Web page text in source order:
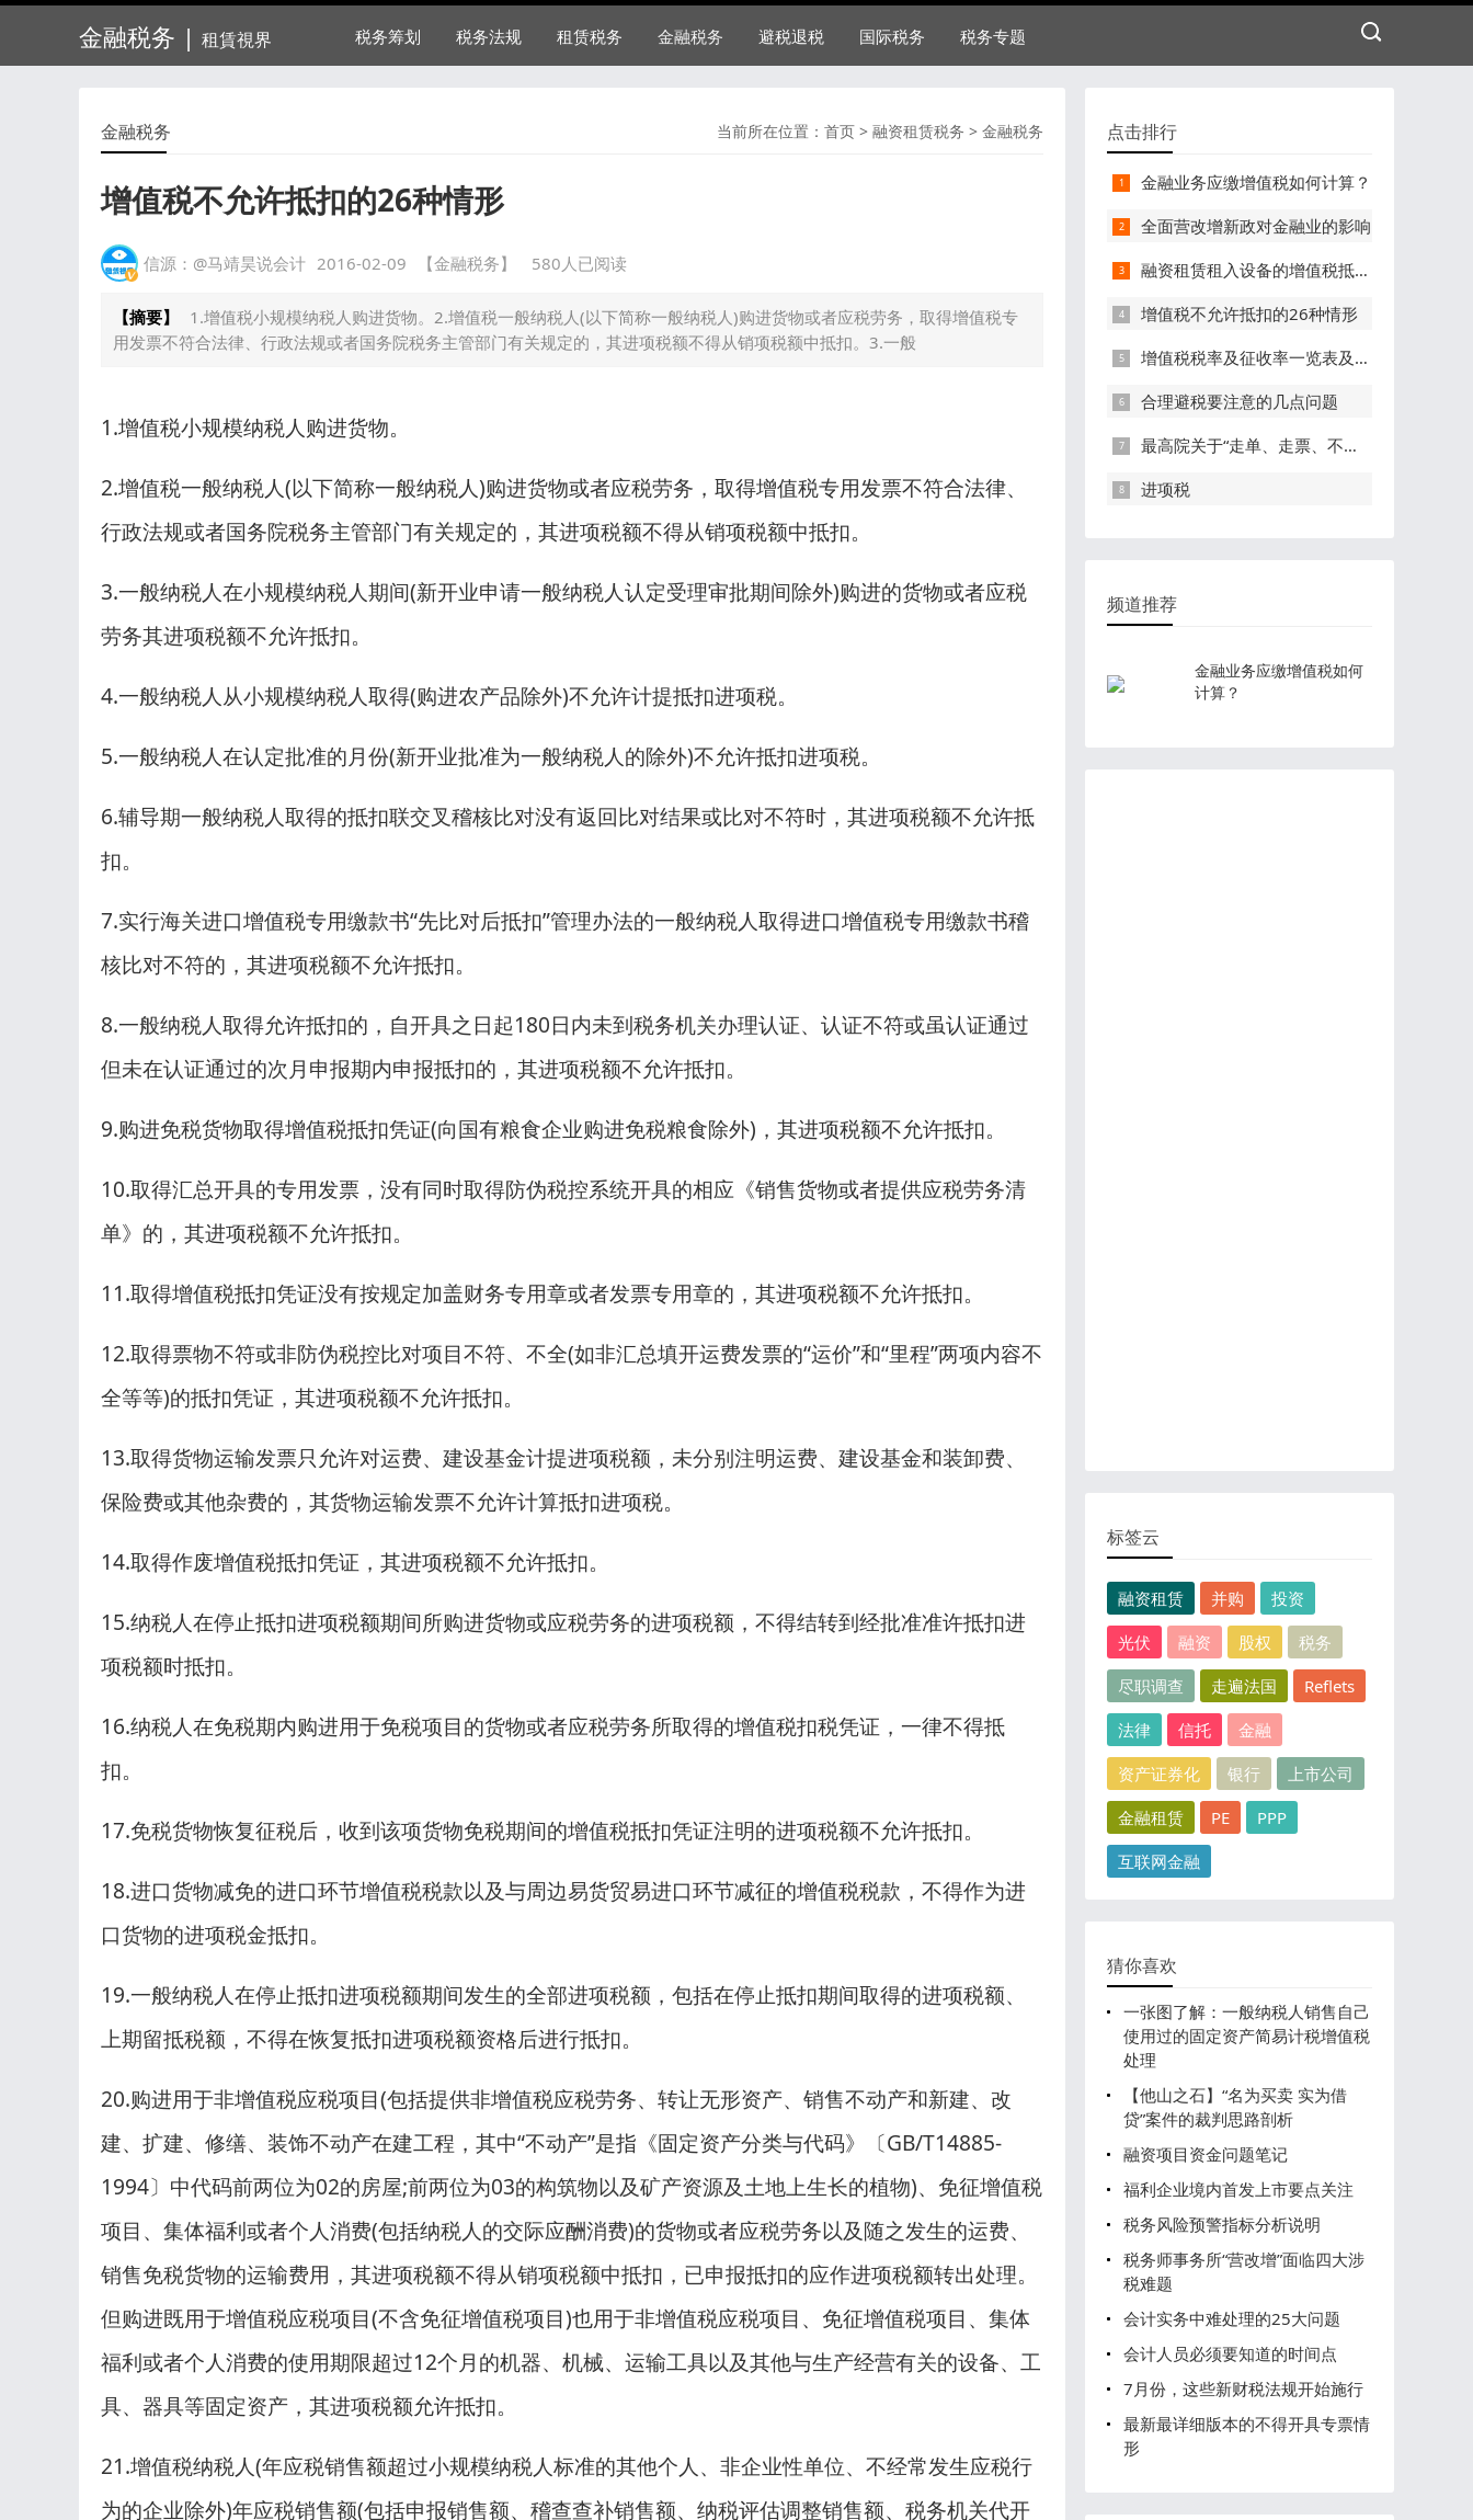
金融税务 | 租賃視界 税务筹划 税务法规 租赁税务 金融税务 避税退税 国际税务 税务专题
当前所在位置： 首页 > 融资租赁税务 > 金融税务
金融税务
增值税不允许抵扣的26种情形
信源：@马靖昊说会计 2016-02-09 【金融税务】 580人已阅读
【摘要】
1.增值税小规模纳税人购进货物。2.增值税一般纳税人(以下简称一般纳税人)购进货物或者应税劳务，取得增值税专
用发票不符合法律、行政法规或者国务院税务主管部门有关规定的，其进项税额不得从销项税额中抵扣。3.一般
1.增值税小规模纳税人购进货物。
2.增值税一般纳税人(以下简称一般纳税人)购进货物或者应税劳务，取得增值税专用发票不符合法律、
行政法规或者国务院税务主管部门有关规定的，其进项税额不得从销项税额中抵扣。
3.一般纳税人在小规模纳税人期间(新开业申请一般纳税人认定受理审批期间除外)购进的货物或者应税
劳务其进项税额不允许抵扣。
4.一般纳税人从小规模纳税人取得(购进农产品除外)不允许计提抵扣进项税。
5.一般纳税人在认定批准的月份(新开业批准为一般纳税人的除外)不允许抵扣进项税。
6.辅导期一般纳税人取得的抵扣联交叉稽核比对没有返回比对结果或比对不符时，其进项税额不允许抵
扣。
7.实行海关进口增值税专用缴款书“先比对后抵扣”管理办法的一般纳税人取得进口增值税专用缴款书稽
核比对不符的，其进项税额不允许抵扣。
8.一般纳税人取得允许抵扣的，自开具之日起180日内未到税务机关办理认证、认证不符或虽认证通过
但未在认证通过的次月申报期内申报抵扣的，其进项税额不允许抵扣。
9.购进免税货物取得增值税抵扣凭证(向国有粮食企业购进免税粮食除外)，其进项税额不允许抵扣。
10.取得汇总开具的专用发票，没有同时取得防伪税控系统开具的相应《销售货物或者提供应税劳务清
单》的，其进项税额不允许抵扣。
11.取得增值税抵扣凭证没有按规定加盖财务专用章或者发票专用章的，其进项税额不允许抵扣。
12.取得票物不符或非防伪税控比对项目不符、不全(如非汇总填开运费发票的“运价”和“里程”两项内容不
全等等)的抵扣凭证，其进项税额不允许抵扣。
13.取得货物运输发票只允许对运费、建设基金计提进项税额，未分别注明运费、建设基金和装卸费、
保险费或其他杂费的，其货物运输发票不允许计算抵扣进项税。
14.取得作废增值税抵扣凭证，其进项税额不允许抵扣。
15.纳税人在停止抵扣进项税额期间所购进货物或应税劳务的进项税额，不得结转到经批准准许抵扣进
项税额时抵扣。
16.纳税人在免税期内购进用于免税项目的货物或者应税劳务所取得的增值税扣税凭证，一律不得抵
扣。
17.免税货物恢复征税后，收到该项货物免税期间的增值税抵扣凭证注明的进项税额不允许抵扣。
18.进口货物减免的进口环节增值税税款以及与周边易货贸易进口环节减征的增值税税款，不得作为进
口货物的进项税金抵扣。
19.一般纳税人在停止抵扣进项税额期间发生的全部进项税额，包括在停止抵扣期间取得的进项税额、
上期留抵税额，不得在恢复抵扣进项税额资格后进行抵扣。
20.购进用于非增值税应税项目(包括提供非增值税应税劳务、转让无形资产、销售不动产和新建、改
建、扩建、修缮、装饰不动产在建工程，其中“不动产”是指《固定资产分类与代码》〔GB/T14885-
1994〕中代码前两位为02的房屋;前两位为03的构筑物以及矿产资源及土地上生长的植物)、免征增值税
项目、集体福利或者个人消费(包括纳税人的交际应酬消费)的货物或者应税劳务以及随之发生的运费、
销售免税货物的运输费用，其进项税额不得从销项税额中抵扣，已申报抵扣的应作进项税额转出处理。
但购进既用于增值税应税项目(不含免征增值税项目)也用于非增值税应税项目、免征增值税项目、集体
福利或者个人消费的使用期限超过12个月的机器、机械、运输工具以及其他与生产经营有关的设备、工
具、器具等固定资产，其进项税额允许抵扣。
21.增值税纳税人(年应税销售额超过小规模纳税人标准的其他个人、非企业性单位、不经常发生应税行
为的企业除外)年应税销售额(包括申报销售额、稽查查补销售额、纳税评估调整销售额、税务机关代开
点击排行
金融业务应缴增值税如何计算？
全面营改增新政对金融业的影响
融资租赁租入设备的增值税抵扣问题
增值税不允许抵扣的26种情形
增值税税率及征收率一览表及文件依据
合理避税要注意的几点问题
最高院关于“走单、走票、不走货”贸易合同效力问题的最新案例
进项税
频道推荐
金融业务应缴增值税如何
计算？
标签云
融资租赁 并购
投资
光伏
融资 股权
税务
尽职调查
走遍法国
Reflets
法律
信托
金融
资产证券化
银行
上市公司
金融租赁
PE
PPP
互联网金融
猜你喜欢
一张图了解：一般纳税人销售自己
使用过的固定资产简易计税增值税
处理
【他山之石】“名为买卖 实为借
贷”案件的裁判思路剖析
融资项目资金问题笔记
福利企业境内首发上市要点关注
税务风险预警指标分析说明
税务师事务所“营改增”面临四大涉
税难题
会计实务中难处理的25大问题
会计人员必须要知道的时间点
7月份，这些新财税法规开始施行
最新最详细版本的不得开具专票情
形